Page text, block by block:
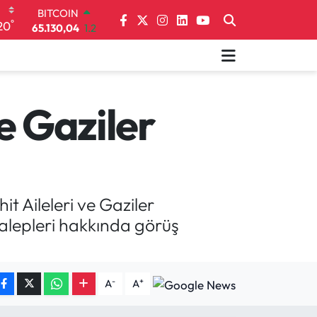
°
DOLAR
47,7106 0.17
6648.99 2.59
BİST100
Gaziler
Aileleri ve Gaziler
hakkında görüş
A- A+